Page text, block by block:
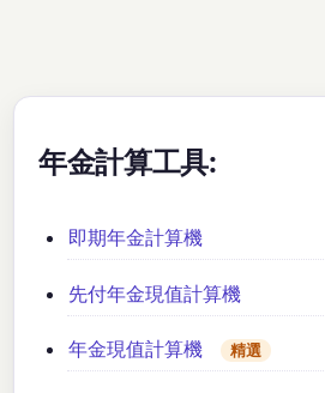
年金計算工具:
即期年金計算機
先付年金現值計算機
年金現值計算機 精選